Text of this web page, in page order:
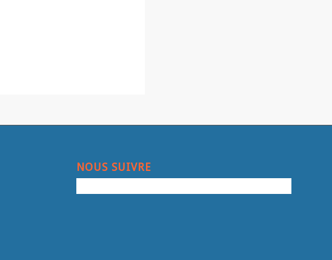
NOUS SUIVRE